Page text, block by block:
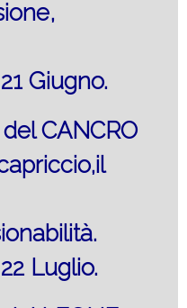
Giugno.
CANCRO
Luglio.